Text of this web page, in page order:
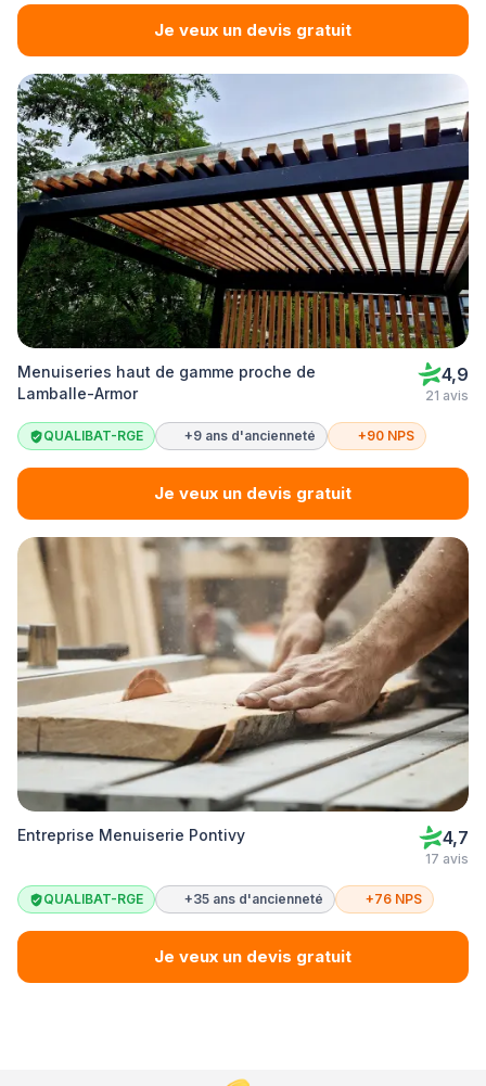
Je veux un devis gratuit
Menuiseries haut de gamme proche de
Lamballe-Armor
4,9
21 avis
QUALIBAT-RGE +9 ans d'ancienneté +90 NPS
Je veux un devis gratuit
Entreprise Menuiserie Pontivy 4,7
17 avis
QUALIBAT-RGE +35 ans d'ancienneté +76 NPS
Je veux un devis gratuit